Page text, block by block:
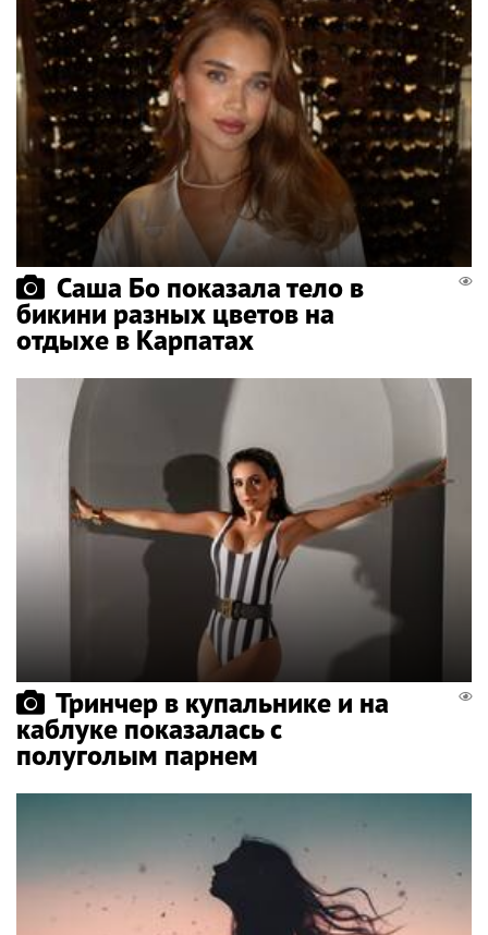
Саша Бо показала тело в
бикини разных цветов на
отдыхе в Карпатах
Тринчер в купальнике и на
каблуке показалась с
полуголым парнем